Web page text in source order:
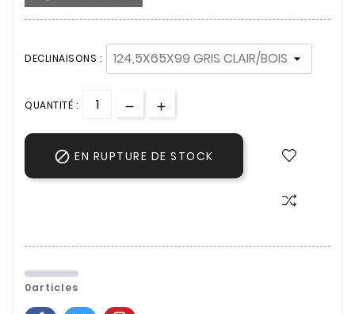
DECLINAISONS :
QUANTITÉ :
 EN RUPTURE DE STOCK
0articles